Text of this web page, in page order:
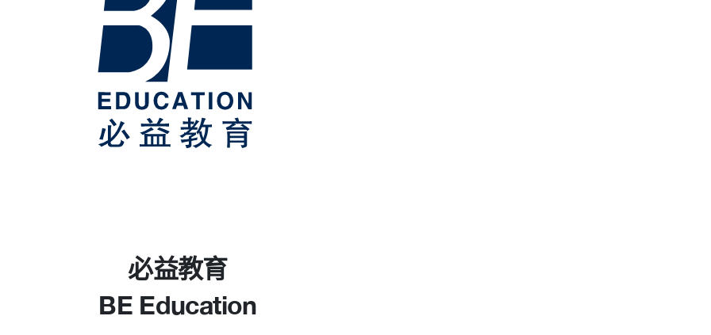
订阅周报
微信
领英
Live Lounge
必益教育
BE Education